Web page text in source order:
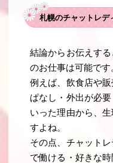
札幌のチャットレデ
結論からお伝えす
のお仕事は可能です
例えば、飲食店や
ぱなし・外出が必
いった理由から、
すよね。
その点、チャット
で働ける・好きな